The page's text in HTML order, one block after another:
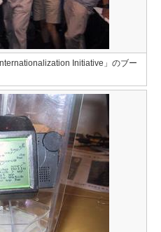
Initiative」のブー